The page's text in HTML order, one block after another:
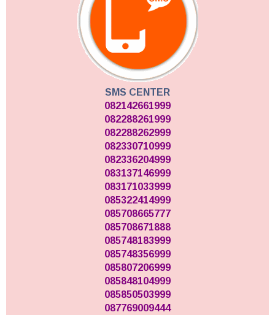
SMS CENTER
082142661999
082288261999
082288262999
082330710999
082336204999
083137146999
083171033999
085322414999
085708665777
085708671888
085748183999
085748356999
085807206999
085848104999
085850503999
087769009444